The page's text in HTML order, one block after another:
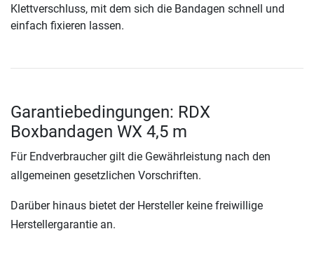
Klettverschluss, mit dem sich die Bandagen schnell und
einfach fixieren lassen.
Garantiebedingungen: RDX
Boxbandagen WX 4,5 m
Für Endverbraucher gilt die Gewährleistung nach den
allgemeinen gesetzlichen Vorschriften.
Darüber hinaus bietet der Hersteller keine freiwillige
Herstellergarantie an.